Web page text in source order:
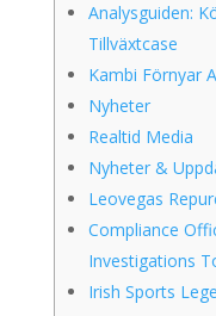
Analysguiden:
Tillväxtcase
Kambi Förnyar
Nyheter
Realtid Media
Nyheter &
Leovegas
Compliance
Investigations
Irish Sports